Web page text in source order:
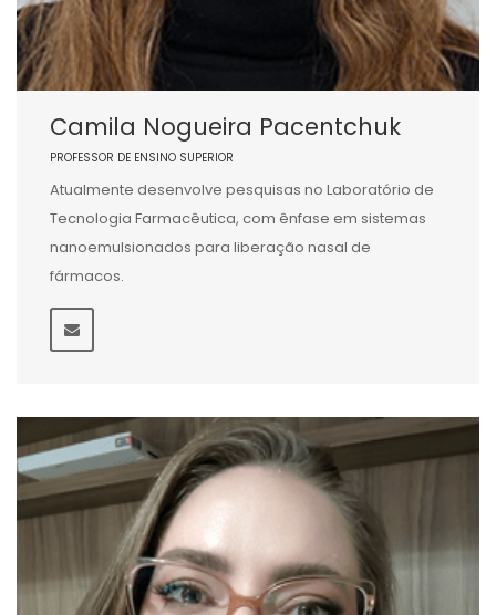
Camila Nogueira Pacentchuk
PROFESSOR DE ENSINO SUPERIOR
Atualmente desenvolve pesquisas no Laboratório de
Tecnologia Farmacêutica, com ênfase em sistemas
nanoemulsionados para liberação nasal de
fármacos.